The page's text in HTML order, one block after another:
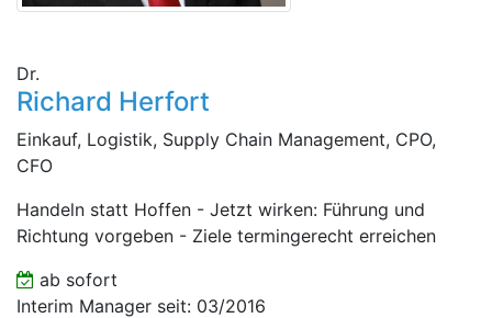
Dr.
Richard Herfort
Einkauf, Logistik, Supply Chain Management, CPO,
CFO
Handeln statt Hoffen - Jetzt wirken: Führung und
Richtung vorgeben - Ziele termingerecht erreichen
ab sofort
Interim Manager seit: 03/2016